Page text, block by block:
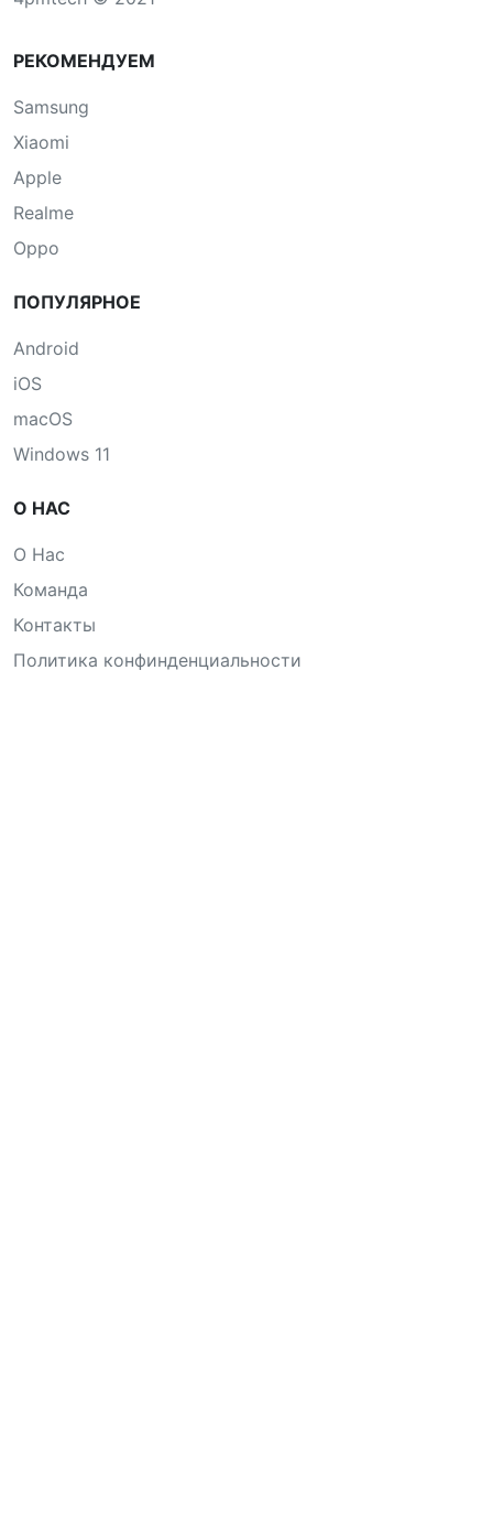
РЕКОМЕНДУЕМ
Samsung
Xiaomi
Apple
Realme
Oppo
ПОПУЛЯРНОЕ
Android
iOS
macOS
Windows 11
О НАС
О Нас
Команда
Контакты
Политика конфинденциальности